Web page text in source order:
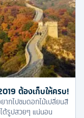
ต้องเก็บให้ครบ!
ากไปชมดอกไม้เปลี่ยนสี
ด้รูปสวยๆ แน่นอน